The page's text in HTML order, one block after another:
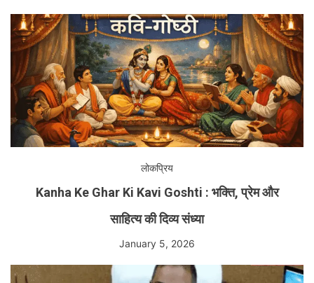
लोकप्रिय
Kanha Ke Ghar Ki Kavi Goshti : भक्ति, प्रेम और
साहित्य की दिव्य संध्या
January 5, 2026